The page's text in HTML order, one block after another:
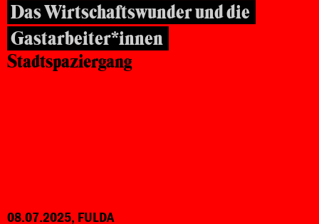
Das Wirtschaftswunder und die
Gastarbeiter*innen
Stadtspaziergang
08.07.2025, FULDA